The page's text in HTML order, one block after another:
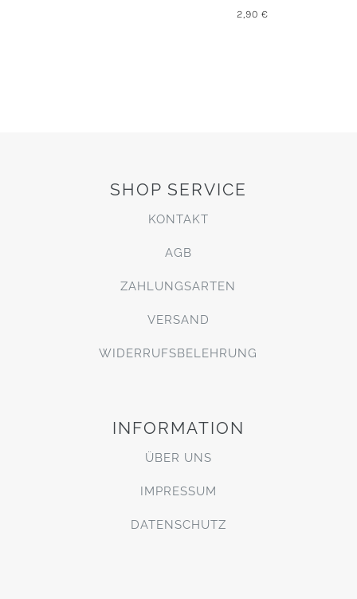
2,90€
SHOP SERVICE
KONTAKT
AGB
ZAHLUNGSARTEN
VERSAND
WIDERRUFSBELEHRUNG
INFORMATION
ÜBER UNS
IMPRESSUM
DATENSCHUTZ